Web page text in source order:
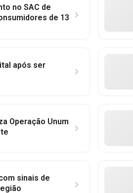
no SAC de
de 13
após ser
Operação Unum
sinais de